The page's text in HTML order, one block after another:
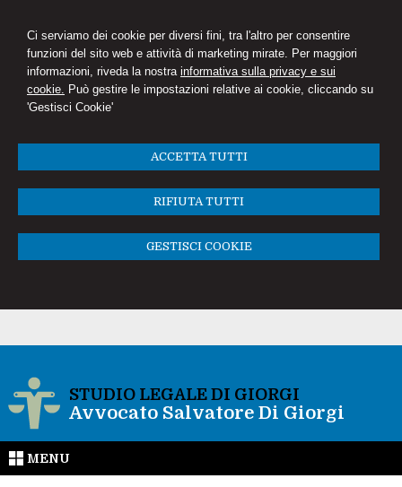
Ci serviamo dei cookie per diversi fini, tra l'altro per consentire
funzioni del sito web e attività di marketing mirate. Per maggiori
informazioni, riveda la nostra informativa sulla privacy e sui
cookie. Può gestire le impostazioni relative ai cookie, cliccando su
'Gestisci Cookie'
ACCETTA TUTTI
RIFIUTA TUTTI
GESTISCI COOKIE
STUDIO LEGALE DI GIORGI
Avvocato Salvatore Di Giorgi
MENU